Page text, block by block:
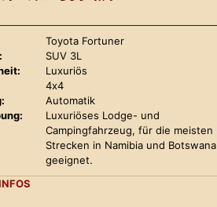
Toyota Fortuner
SUV 3L
Luxuriös
4x4
Automatik
Luxuriöses Lodge- und
Campingfahrzeug, für die meisten
Strecken in Namibia und Botswana
geeignet.